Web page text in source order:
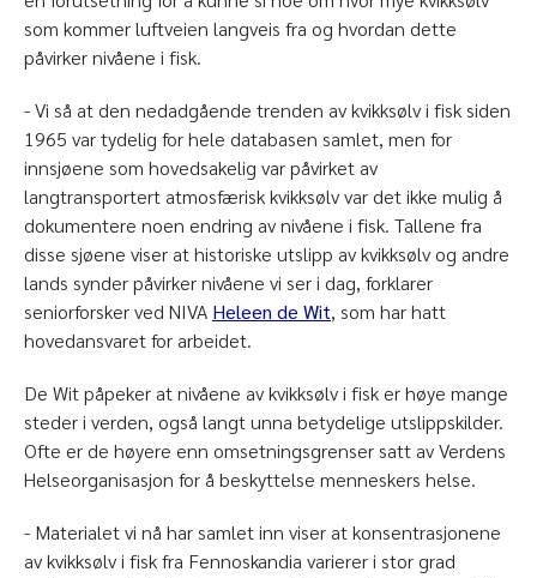
som kommer luftveien langveis fra og hvordan dette
påvirker nivåene i fisk.
- Vi så at den nedadgående trenden av kvikksølv i fisk siden
1965 var tydelig for hele databasen samlet, men for
innsjøene som hovedsakelig var påvirket av
langtransportert atmosfærisk kvikksølv var det ikke mulig å
dokumentere noen endring av nivåene i fisk. Tallene fra
disse sjøene viser at historiske utslipp av kvikksølv og andre
lands synder påvirker nivåene vi ser i dag, forklarer
seniorforsker ved NIVA Heleen de Wit, som har hatt
hovedansvaret for arbeidet.
De Wit påpeker at nivåene av kvikksølv i fisk er høye mange
steder i verden, også langt unna betydelige utslippskilder.
Ofte er de høyere enn omsetningsgrenser satt av Verdens
Helseorganisasjon for å beskyttelse menneskers helse.
- Materialet vi nå har samlet inn viser at konsentrasjonene
av kvikksølv i fisk fra Fennoskandia varierer i stor grad